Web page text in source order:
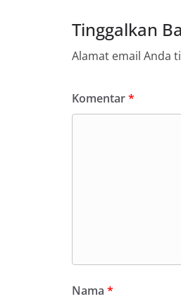
Tinggalkan
Alamat email Anda
Komentar*
Nama *